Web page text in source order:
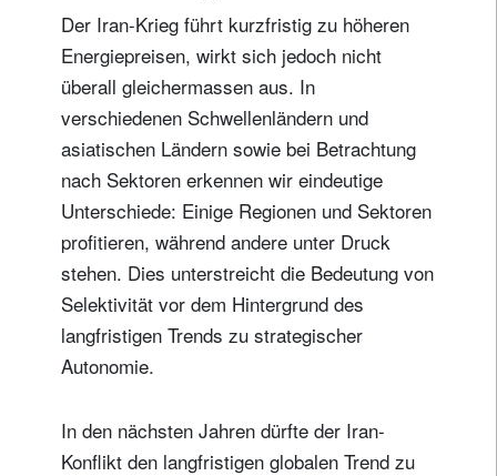
Der Iran-Krieg führt kurzfristig zu höheren
Energiepreisen, wirkt sich jedoch nicht
überall gleichermassen aus. In
verschiedenen Schwellenländern und
asiatischen Ländern sowie bei Betrachtung
nach Sektoren erkennen wir eindeutige
Unterschiede: Einige Regionen und Sektoren
profitieren, während andere unter Druck
stehen. Dies unterstreicht die Bedeutung von
Selektivität vor dem Hintergrund des
langfristigen Trends zu strategischer
Autonomie.
In den nächsten Jahren dürfte der Iran-
Konflikt den langfristigen globalen Trend zu